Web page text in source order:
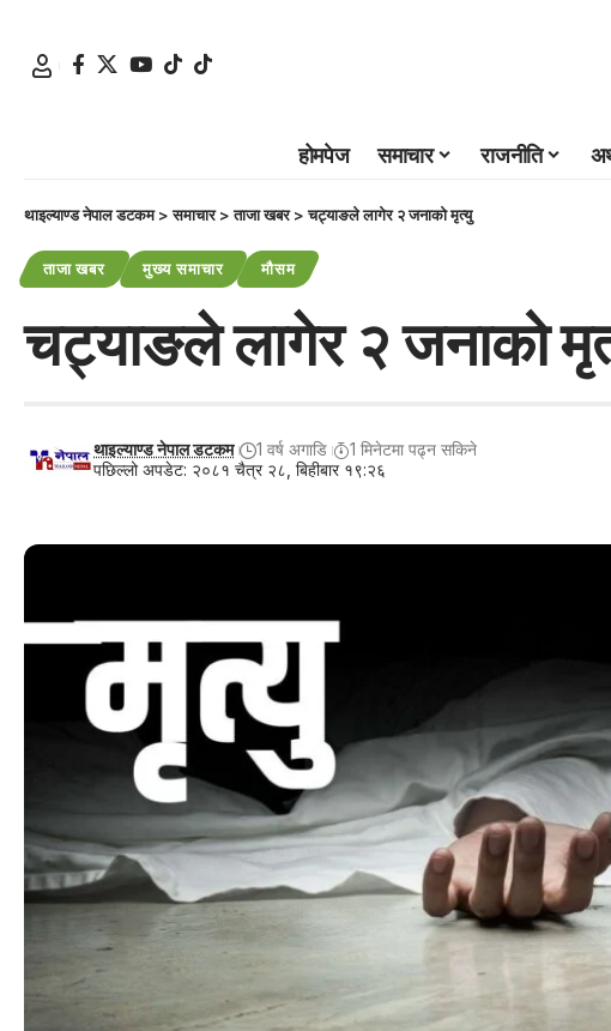
होमपेज समाचार राजनीति
थाइल्याण्ड नेपाल डटकम>समाचार>ताजा खबर>चट्याङले लागेर २ जनाको मृत्यु
ताजा खबर मुख्य समाचार मौसम
चट्याङले लागेर २ जनाको
पछिल्लो अपडेट: २०८१ चैत्र २८, बिहीबार १९:२६
थाइल्याण्ड नेपाल डटकम 1 वर्ष अगाडि 1 मिनेटमा पढ्न सकिने